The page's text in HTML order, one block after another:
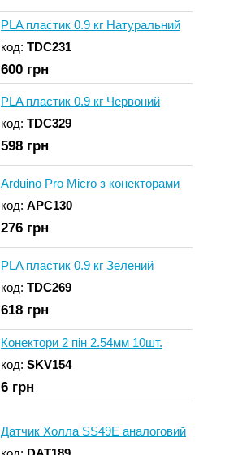
PLA пластик 0.9 кг Натуральний
код: TDC231
600 грн
PLA пластик 0.9 кг Червоний
код: TDC329
598 грн
Arduino Pro Micro з конекторами
код: APC130
276 грн
PLA пластик 0.9 кг Зелений
код: TDC269
618 грн
Конектори 2 пін 2.54мм 10шт.
код: SKV154
6 грн
Датчик Холла SS49E аналоговий